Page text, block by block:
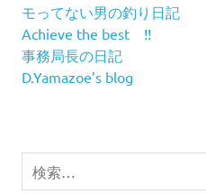
モってない男の釣り日記
Achieve the best !!
事務局長の日記
D.Yamazoe’s blog
検
索